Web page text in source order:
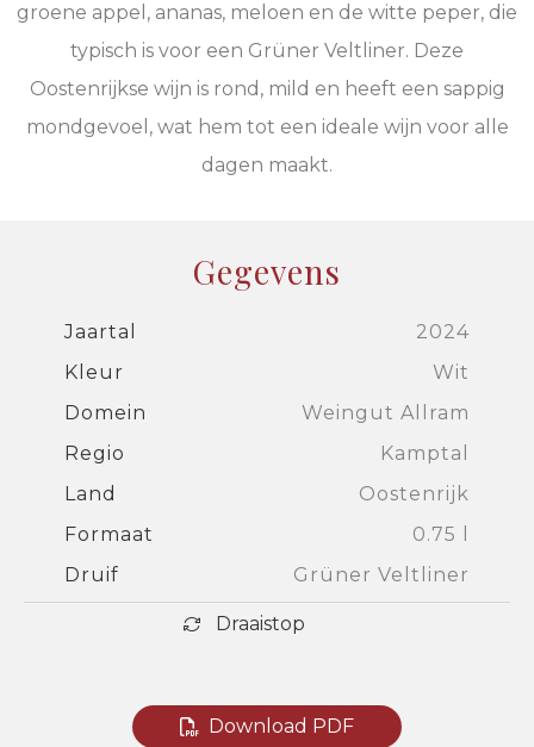
groene appel, ananas, meloen en de witte peper, die
typisch is voor een Grüner Veltliner. Deze
Oostenrijkse wijn is rond, mild en heeft een sappig
mondgevoel, wat hem tot een ideale wijn voor alle
dagen maakt.
Gegevens
Jaartal
2024
Kleur
Wit
Domein
Weingut Allram
Regio
Kamptal
Land
Oostenrijk
Formaat
0.75 l
Druif
Grüner Veltliner
Draaistop
Download PDF